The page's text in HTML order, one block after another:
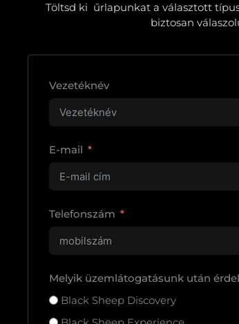
Töltsd ki űrlapunkat a választott
biztosan
Vezetéknév
E-mail
Telefonszám
Melyik üzemlátogatásunk után
Black Sheep Discovery